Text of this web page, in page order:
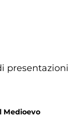
Medioevo